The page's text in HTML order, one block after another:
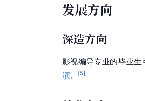
发展方向
深造方向
影视编导专业的毕业生
演。 [5]